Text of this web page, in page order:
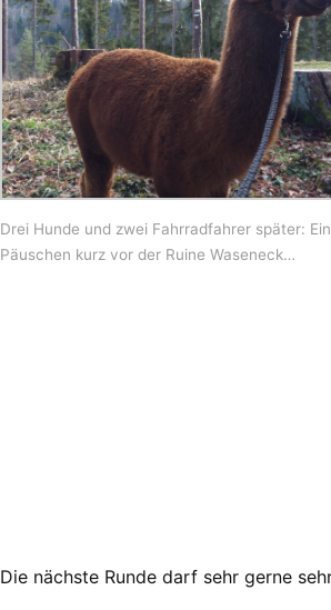
Drei Hunde und zwei Fahrradfahrer später:
Päuschen kurz vor der Ruine Waseneck…
Die nächste Runde darf sehr gerne